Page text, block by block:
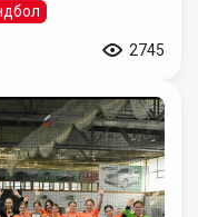
2745